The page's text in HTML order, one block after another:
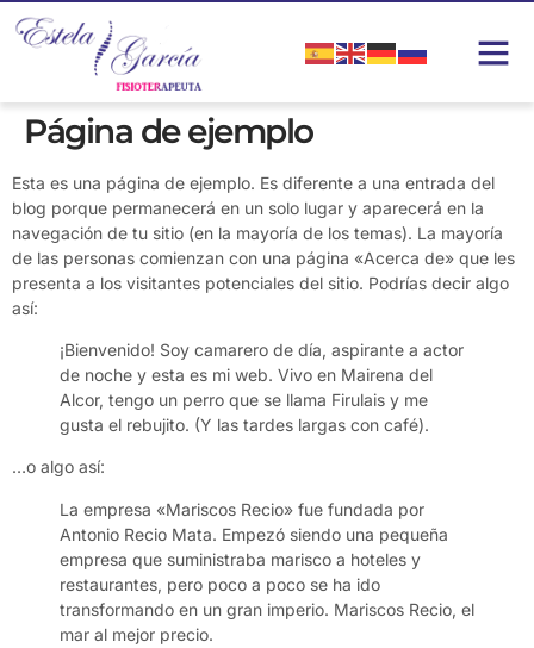
Página de ejemplo
Esta es una página de ejemplo. Es diferente a una entrada del
blog porque permanecerá en un solo lugar y aparecerá en la
navegación de tu sitio (en la mayoría de los temas). La mayoría
de las personas comienzan con una página «Acerca de» que les
presenta a los visitantes potenciales del sitio. Podrías decir algo
así:
¡Bienvenido! Soy camarero de día, aspirante a actor
de noche y esta es mi web. Vivo en Mairena del
Alcor, tengo un perro que se llama Firulais y me
gusta el rebujito. (Y las tardes largas con café).
…o algo así:
La empresa «Mariscos Recio» fue fundada por
Antonio Recio Mata. Empezó siendo una pequeña
empresa que suministraba marisco a hoteles y
restaurantes, pero poco a poco se ha ido
transformando en un gran imperio. Mariscos Recio, el
mar al mejor precio.